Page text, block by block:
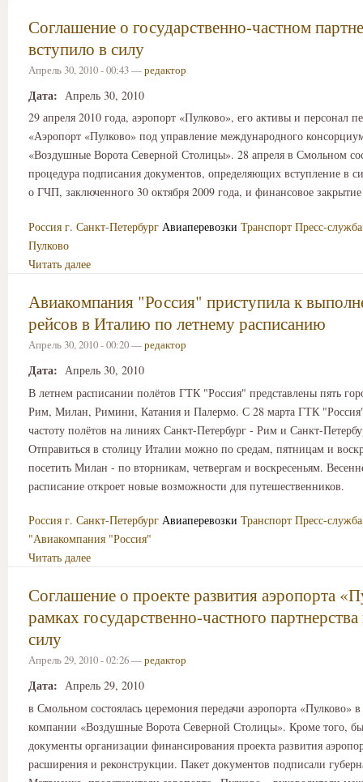
Соглашение о государственно-частном
вступило в силу
Апрель 30, 2010 - 00:43 —редактор
Дата: Апрель 30, 2010
29 апреля 2010 года, аэропорт «Пулково», его активы и персонал
«Аэропорт «Пулково» под управление международного
«Воздушные Ворота Северной Столицы». 28 апреля в Смольном
процедура подписания документов, определяющих вступление в
о ГЧП, заключенного 30 октября 2009 года, и финансовое
Россия г. Санкт-Петербург Авиаперевозки Транспорт Пресс-
Пулково
Читать далее
Авиакомпания "Россия" приступила к
рейсов в Италию по летнему расписанию
Апрель 30, 2010 - 00:20 —редактор
Дата: Апрель 30, 2010
В летнем расписании полётов ГТК "Россия" представлены пять
Рим, Милан, Римини, Катания и Палермо. С 28 марта ГТК
частоту полётов на линиях Санкт-Петербург - Рим и Санкт-
Отправиться в столицу Италии можно по средам, пятницам и
посетить Милан - по вторникам, четвергам и воскресеньям.
расписание откроет новые возможности для путешественников.
Россия г. Санкт-Петербург Авиаперевозки Транспорт Пресс-
"Авиакомпания "Россия"
Читать далее
Соглашение о проекте развития аэропорта
рамках государственно-частного
силу
Апрель 29, 2010 - 02:26 —редактор
Дата: Апрель 29, 2010
в Смольном состоялась церемония передачи аэропорта «Пулково»
компании «Воздушные Ворота Северной Столицы». Кроме того,
документы организации финансирования проекта развития
расширения и реконструкции. Пакет документов подписали